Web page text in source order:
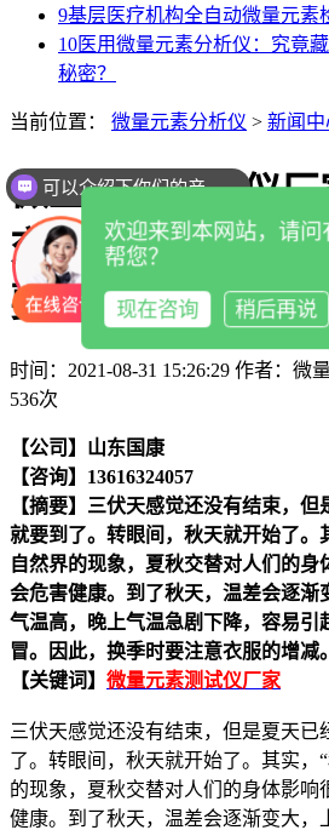
9基层医疗机构全自动微量元素
10医用微量元素分析仪：究竟
秘密？
当前位置： 微量元素分析仪 > 新闻中
微量元素测试仪
交替变化小心过
要注意皮肤换季过
时间：2021-08-31 15:26:29 作者：微
536次
【公司】山东国康
【咨询】13616324057
【摘要】 三伏天感觉还没有结束，但
就要到了。转眼间，秋天就开始了。
自然界的现象，夏秋交替对人们的身
会危害健康。 到了秋天，温差会逐渐
气温高，晚上气温急剧下降，容易引
冒。因此，换季时要注意衣服的增减。
【关键词】 微量元素测试仪厂家
三伏天感觉还没有结束，但是夏天已
了。转眼间，秋天就开始了。 其实，
的现象，夏秋交替对人们的身体影响
健康。 到了秋天，温差会逐渐变大，
可以介绍下你们的产品么
欢迎来到本网站，请问
帮您？
现在咨询 稍后再说